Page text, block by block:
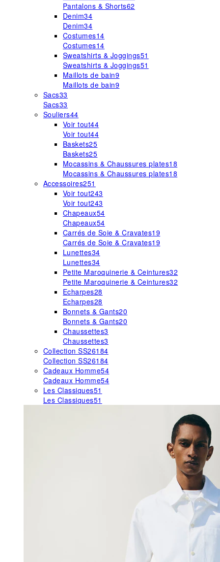
Pantalons & Shorts62
Denim34
Denim34
Costumes14
Costumes14
Sweatshirts & Joggings51
Sweatshirts & Joggings51
Maillots de bain9
Maillots de bain9
Sacs33
Sacs33
Souliers44
Voir tout44
Voir tout44
Baskets25
Baskets25
Mocassins & Chaussures plates18
Mocassins & Chaussures plates18
Accessoires251
Voir tout243
Voir tout243
Chapeaux54
Chapeaux54
Carrés de Soie & Cravates19
Carrés de Soie & Cravates19
Lunettes34
Lunettes34
Petite Maroquinerie & Ceintures32
Petite Maroquinerie & Ceintures32
Echarpes28
Echarpes28
Bonnets & Gants20
Bonnets & Gants20
Chaussettes3
Chaussettes3
Collection SS26184
Collection SS26184
Cadeaux Homme54
Cadeaux Homme54
Les Classiques51
Les Classiques51